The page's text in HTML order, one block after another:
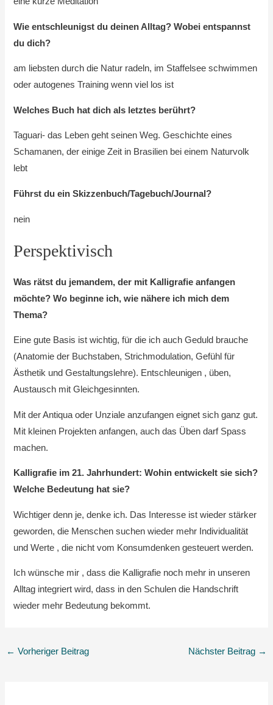
Wie entschleunigst du deinen Alltag? Wobei entspannst
du dich?
am liebsten durch die Natur radeln, im Staffelsee schwimmen
oder autogenes Training wenn viel los ist
Welches Buch hat dich als letztes berührt?
Taguari- das Leben geht seinen Weg. Geschichte eines
Schamanen, der einige Zeit in Brasilien bei einem Naturvolk
lebt
Führst du ein Skizzenbuch/Tagebuch/Journal?
nein
Perspektivisch
Was rätst du jemandem, der mit Kalligrafie anfangen
möchte? Wo beginne ich, wie nähere ich mich dem
Thema?
Eine gute Basis ist wichtig, für die ich auch Geduld brauche
(Anatomie der Buchstaben, Strichmodulation, Gefühl für
Ästhetik und Gestaltungslehre). Entschleunigen , üben,
Austausch mit Gleichgesinnten.
Mit der Antiqua oder Unziale anzufangen eignet sich ganz gut.
Mit kleinen Projekten anfangen, auch das Üben darf Spass
machen.
Kalligrafie im 21. Jahrhundert: Wohin entwickelt sie sich?
Welche Bedeutung hat sie?
Wichtiger denn je, denke ich. Das Interesse ist wieder stärker
geworden, die Menschen suchen wieder mehr Individualität
und Werte , die nicht vom Konsumdenken gesteuert werden.
Ich wünsche mir , dass die Kalligrafie noch mehr in unseren
Alltag integriert wird, dass in den Schulen die Handschrift
wieder mehr Bedeutung bekommt.
← Vorheriger Beitrag Nächster Beitrag →